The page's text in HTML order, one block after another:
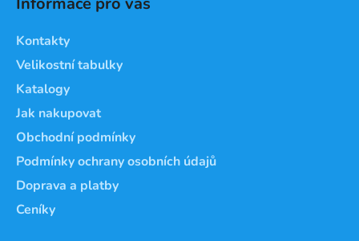
Kontakty
Velikostní tabulky
Katalogy
Jak nakupovat
Obchodní podmínky
Podmínky ochrany osobních údajů
Doprava a platby
Ceníky